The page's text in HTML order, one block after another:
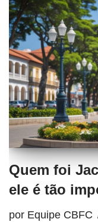
Quem foi
ele é tão
por Equipe CBFC